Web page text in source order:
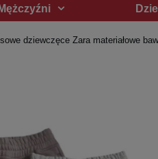
Mężczyźni
dziewczęce Zara materiałowe